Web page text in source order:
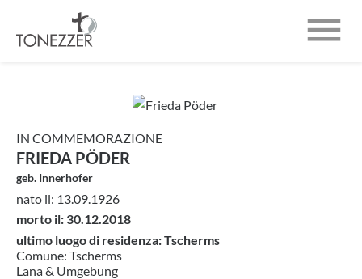

IN COMMEMORAZIONE
FRIEDA PÖDER
geb. Innerhofer
nato il: 13.09.1926
morto il: 30.12.2018
ultimo luogo di residenza: Tscherms
Comune: Tscherms
Lana & Umgebung